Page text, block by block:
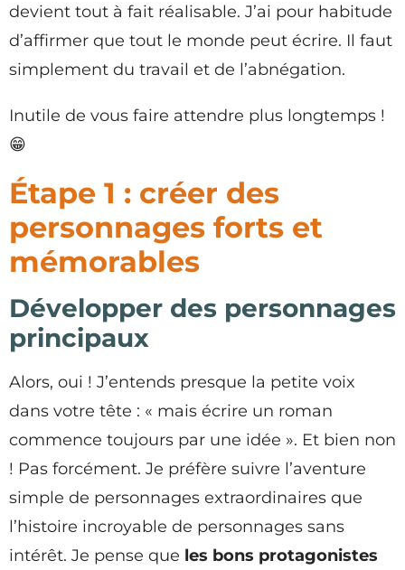
devient tout à fait réalisable. J’ai pour habitude
d’affirmer que tout le monde peut écrire. Il faut
simplement du travail et de l’abnégation.
Inutile de vous faire attendre plus longtemps !
😁
Étape 1 : créer des
personnages forts et
mémorables
Développer des personnages
principaux
Alors, oui ! J’entends presque la petite voix
dans votre tête : « mais écrire un roman
commence toujours par une idée ». Et bien non
! Pas forcément. Je préfère suivre l’aventure
simple de personnages extraordinaires que
l’histoire incroyable de personnages sans
intérêt. Je pense que les bons protagonistes